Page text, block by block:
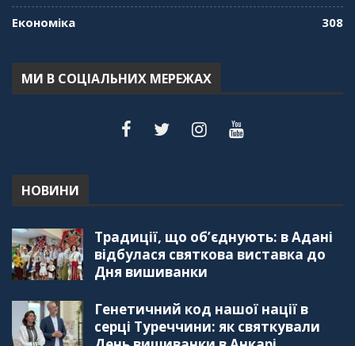
Економіка
308
МИ В СОЦІАЛЬНИХ МЕРЕЖАХ
НОВИНИ
Традиції, що об’єднують: в Адані
відбулася святкова виставка до
Дня вишиванки
Генетичний код нашої нації в
серці Туреччини: як святкували